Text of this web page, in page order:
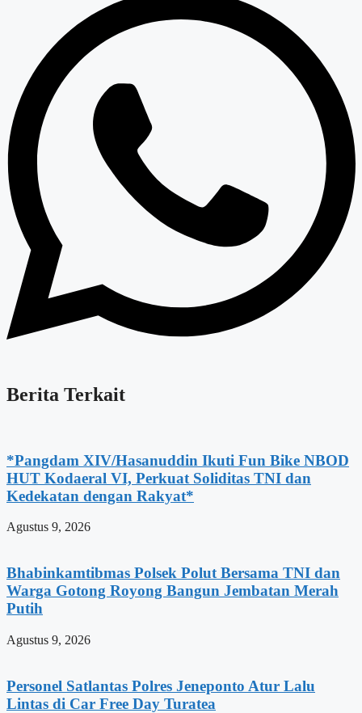
Berita Terkait
*Pangdam XIV/Hasanuddin Ikuti Fun Bike NBOD
HUT Kodaeral VI, Perkuat Soliditas TNI dan
Kedekatan dengan Rakyat*
Agustus 9, 2026
Bhabinkamtibmas Polsek Polut Bersama TNI dan
Warga Gotong Royong Bangun Jembatan Merah
Putih
Agustus 9, 2026
Personel Satlantas Polres Jeneponto Atur Lalu
Lintas di Car Free Day Turatea